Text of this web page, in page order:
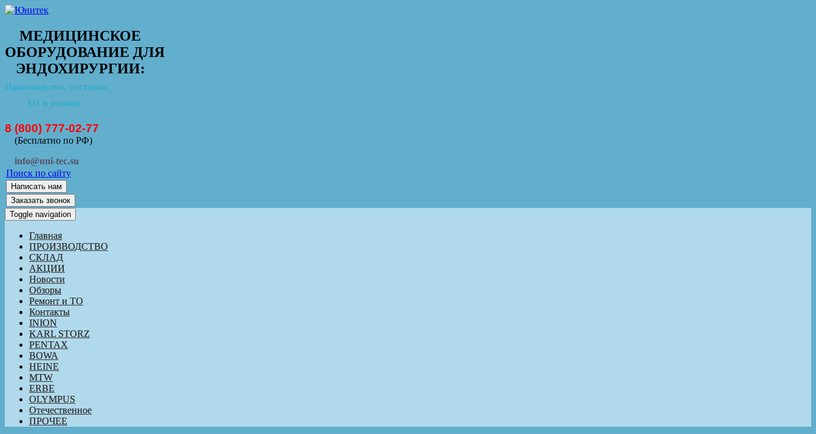
МЕДИЦИНСКОЕ
ОБОРУДОВАНИЕ ДЛЯ
ЭНДОХИРУРГИИ:
Производство, поставка,
ТО и ремонт
8 (800) 777-02-77
(Бесплатно по РФ)
info@uni-tec.su
Поиск по сайту
Написать нам
Заказать звонок
Toggle navigation
Главная
ПРОИЗВОДСТВО
СКЛАД
АКЦИИ
Новости
Обзоры
Ремонт и ТО
Контакты
INION
KARL STORZ
PENTAX
BOWA
HEINE
MTW
ERBE
OLYMPUS
Отечественное
ПРОЧЕЕ